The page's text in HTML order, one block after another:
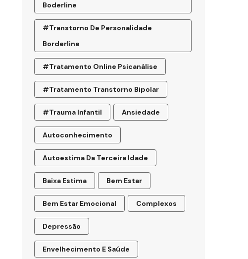
Boderline
#Transtorno De Personalidade
Borderline
#tratamento Online Psicanálise
#tratamento Transtorno Bipolar
#trauma Infantil Ansiedade
Autoconhecimento
Autoestima Da Terceira Idade
Baixa Estima Bem Estar
Bem Estar Emocional Complexos
Depressão
Envelhecimento E Saúde